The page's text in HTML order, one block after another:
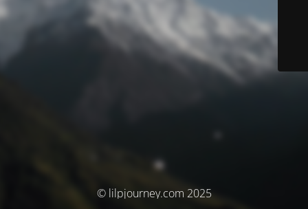
© lilpjourney.com 2025